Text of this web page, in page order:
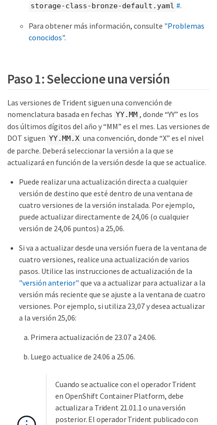
storage-class-bronze-default.yaml #.
Para obtener más información, consulte "Problemas
conocidos".
Paso 1: Seleccione una versión
Las versiones de Trident siguen una convención de
nomenclatura basada en fechas YY.MM , donde “YY” es los
dos últimos dígitos del año y “MM” es el mes. Las versiones de
DOT siguen YY.MM.X una convención, donde “X” es el nivel
de parche. Deberá seleccionar la versión a la que se
actualizará en función de la versión desde la que se actualice.
Puede realizar una actualización directa a cualquier
versión de destino que esté dentro de una ventana de
cuatro versiones de la versión instalada. Por ejemplo,
puede actualizar directamente de 24,06 (o cualquier
versión de 24,06 puntos) a 25,06.
Si va a actualizar desde una versión fuera de la ventana de
cuatro versiones, realice una actualización de varios
pasos. Utilice las instrucciones de actualización de la
"versión anterior" que va a actualizar para actualizar a la
versión más reciente que se ajuste a la ventana de cuatro
versiones. Por ejemplo, si utiliza 23,07 y desea actualizar
a la versión 25,06:
Primera actualización de 23.07 a 24.06.
Luego actualice de 24.06 a 25.06.
Cuando se actualice con el operador Trident
en OpenShift Container Platform, debe
actualizar a Trident 21.01.1 o una versión
posterior. El operador Trident publicado con